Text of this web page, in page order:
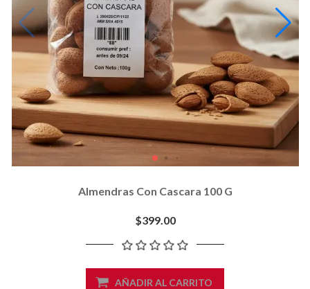
Almendras Con Cascara 100 G
$399.00
AÑADIR AL CARRITO